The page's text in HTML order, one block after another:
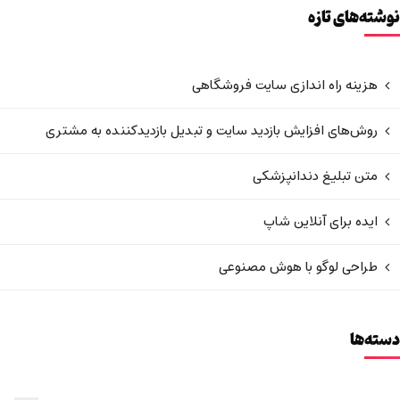
نوشته‌های تازه
هزینه راه اندازی سایت فروشگاهی
روش‌های افزایش بازدید سایت و تبدیل بازدیدکننده به مشتری
متن تبلیغ دندانپزشکی
ایده برای آنلاین شاپ
طراحی لوگو با هوش مصنوعی
دسته‌ها